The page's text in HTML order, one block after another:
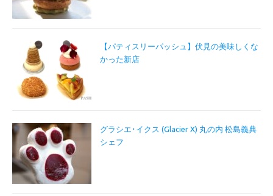
【パティスリーパッシュ】伏見の美味しくな
かった新店
グラシエ･イクス (Glacier X) 丸の内 松島義典
シェフ